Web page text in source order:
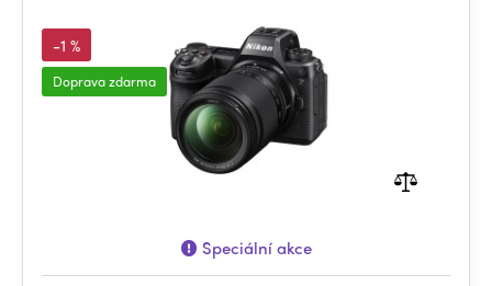
-1 %
Doprava zdarma
Speciální akce